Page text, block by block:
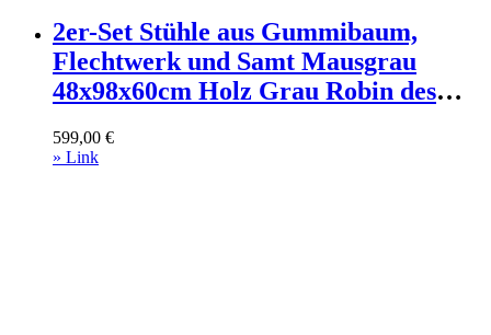
2er-Set Stühle aus Gummibaum,
Flechtwerk und Samt Mausgrau
48x98x60cm Holz Grau Robin des
599,00 €
» Link